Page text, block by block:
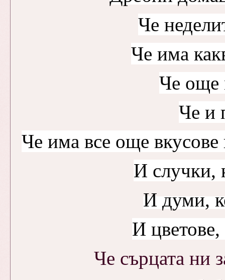
Че
Че има
Че още
Че и
Че има все още вкусове
И случки,
И думи,
И
Че сърцата ни